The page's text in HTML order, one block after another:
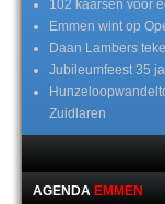
102 kaarsen voor
Emmen wint op
Daan Lambers
Jubileumfeest 35
Zuidlaren
AGENDA EMMEN